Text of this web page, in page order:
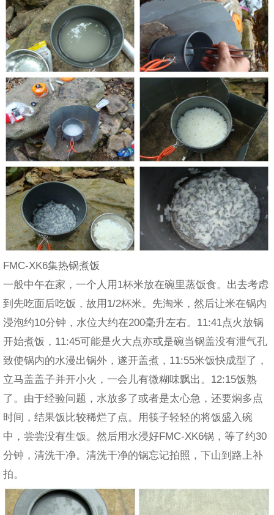
FMC-XK6集热锅煮饭
一般中午在家，一个人用1杯米放在碗里蒸饭食。出去考虑
到先吃面后吃饭，故用1/2杯米。先淘米，然后让米在锅内
浸泡约10分钟，水位大约在200毫升左右。11:41点火放锅
开始煮饭，11:45可能是火大点亦或是碗当锅盖没有泄气孔
致使锅内的水漫出锅外，遂开盖煮，11:55米饭快成型了，
立马盖盖子并开小火，一会儿有微糊味飘出。12:15饭熟
了。由于经验问题，水放多了或者是太心急，还要焖多点
时间，结果饭比较稀烂了点。用筷子轻轻的将饭盛入碗
中，尝尝没有生饭。然后用水浸好FMC-XK6锅，等了约30
分钟，清洗干净。清洗干净的锅忘记拍照，下山到路上补
拍。